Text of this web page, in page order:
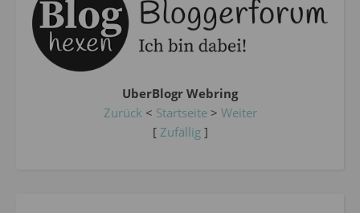
UberBlogr Webring
Zurück < Startseite> Weiter
[ Zufällig]